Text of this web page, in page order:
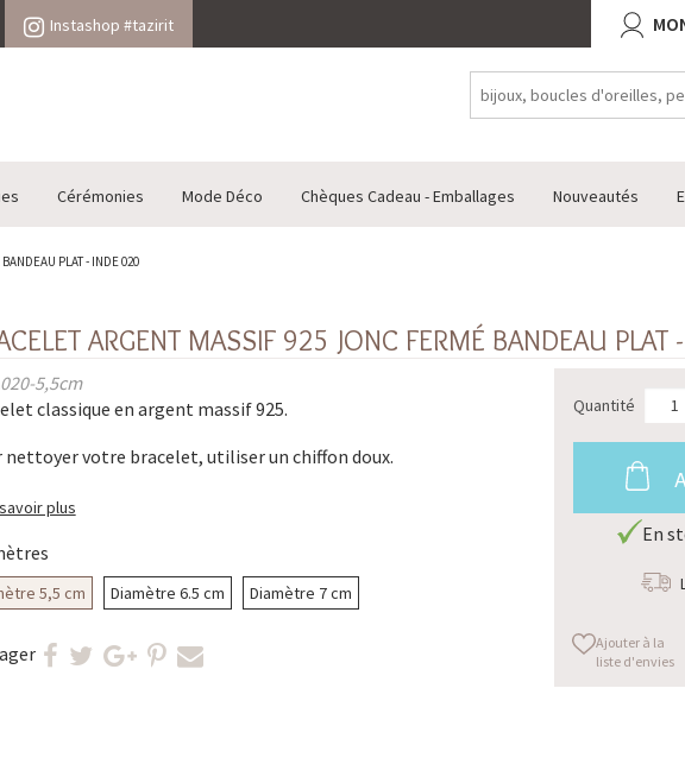
Instashop #tazirit
Cérémonies Mode Déco Chèques Cadeau - Emballages Nouveautés
PLAT - INDE 020
ARGENT MASSIF 925 JONC FERMÉ BANDEAU
5,5cm
classique en argent massif 925.
nettoyer votre bracelet, utiliser un chiffon doux.
plus
5,5 cm Diamètre 6.5 cm Diamètre 7 cm
Quantité
En
Ajouter à la
liste d'envies